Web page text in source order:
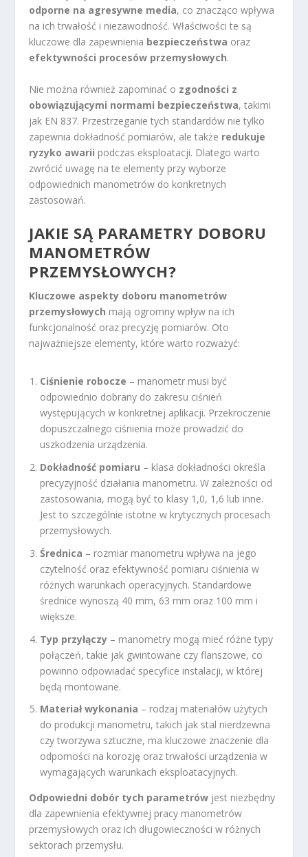
odporne na agresywne media, co znacząco wpływa
na ich trwałość i niezawodność. Właściwości te są
kluczowe dla zapewnienia bezpieczeństwa oraz
efektywności procesów przemysłowych.
Nie można również zapominać o zgodności z
obowiązującymi normami bezpieczeństwa, takimi
jak EN 837. Przestrzeganie tych standardów nie tylko
zapewnia dokładność pomiarów, ale także redukuje
ryzyko awarii podczas eksploatacji. Dlatego warto
zwrócić uwagę na te elementy przy wyborze
odpowiednich manometrów do konkretnych
zastosowań.
JAKIE SĄ PARAMETRY DOBORU
MANOMETRÓW
PRZEMYSŁOWYCH?
Kluczowe aspekty doboru manometrów
przemysłowych mają ogromny wpływ na ich
funkcjonalność oraz precyzję pomiarów. Oto
najważniejsze elementy, które warto rozważyć:
Ciśnienie robocze – manometr musi być
odpowiednio dobrany do zakresu ciśnień
występujących w konkretnej aplikacji. Przekroczenie
dopuszczalnego ciśnienia może prowadzić do
uszkodzenia urządzenia.
Dokładność pomiaru – klasa dokładności określa
precyzyjność działania manometru. W zależności od
zastosowania, mogą być to klasy 1,0, 1,6 lub inne.
Jest to szczególnie istotne w krytycznych procesach
przemysłowych.
Średnica – rozmiar manometru wpływa na jego
czytelność oraz efektywność pomiaru ciśnienia w
różnych warunkach operacyjnych. Standardowe
średnice wynoszą 40 mm, 63 mm oraz 100 mm i
większe.
Typ przyłączy – manometry mogą mieć różne typy
połączeń, takie jak gwintowane czy flanszowe, co
powinno odpowiadać specyfice instalacji, w której
będą montowane.
Materiał wykonania – rodzaj materiałów użytych
do produkcji manometru, takich jak stal nierdzewna
czy tworzywa sztuczne, ma kluczowe znaczenie dla
odporności na korozję oraz trwałości urządzenia w
wymagających warunkach eksploatacyjnych.
Odpowiedni dobór tych parametrów jest niezbędny
dla zapewnienia efektywnej pracy manometrów
przemysłowych oraz ich długowieczności w różnych
sektorach przemysłu.